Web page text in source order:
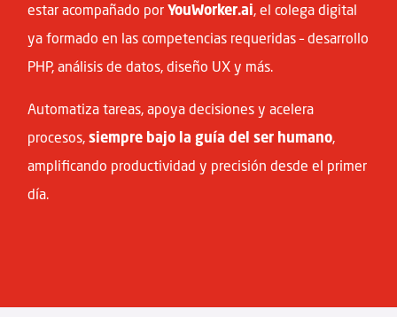
estar acompañado porYouWorker.ai, el colega digital
ya formado en las competencias requeridas – desarrollo
PHP, análisis de datos, diseño UX y más.
Automatiza tareas, apoya decisiones y acelera
procesos,siempre bajo la guía del ser humano,
amplificando productividad y precisión desde el primer
día.